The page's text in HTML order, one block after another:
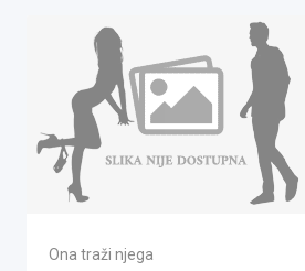
Ona traži njega